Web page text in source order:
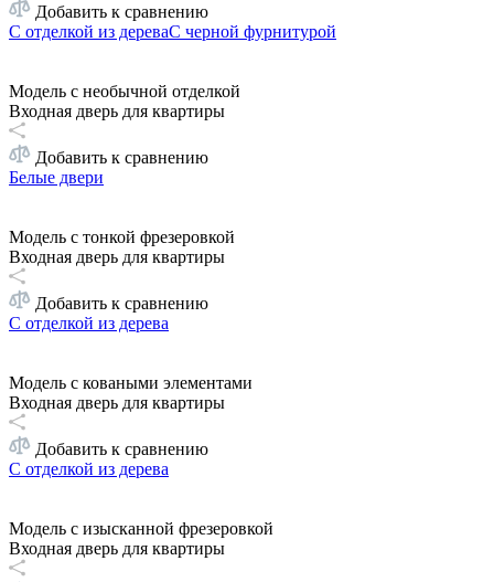
Добавить к сравнению
С отделкой из дереваС черной фурнитурой
Модель с необычной отделкой
Входная дверь для квартиры
Добавить к сравнению
Белые двери
Модель с тонкой фрезеровкой
Входная дверь для квартиры
Добавить к сравнению
С отделкой из дерева
Модель с коваными элементами
Входная дверь для квартиры
Добавить к сравнению
С отделкой из дерева
Модель с изысканной фрезеровкой
Входная дверь для квартиры